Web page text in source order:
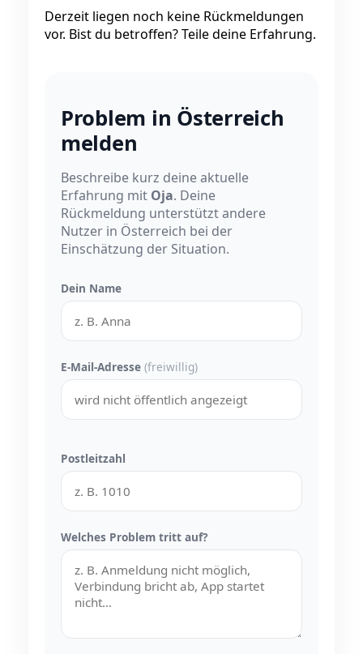
Derzeit liegen noch keine Rückmeldungen
vor. Bist du betroffen? Teile deine Erfahrung.
Problem in Österreich
melden
Beschreibe kurz deine aktuelle
Erfahrung mit Oja. Deine
Rückmeldung unterstützt andere
Nutzer in Österreich bei der
Einschätzung der Situation.
Dein Name
E-Mail-Adresse (freiwillig)
Postleitzahl
Welches Problem tritt auf?